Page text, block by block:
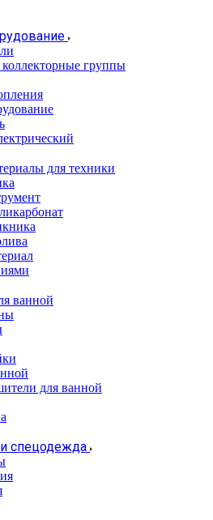
группы
для техники
ванной
для ванной
спецодежда